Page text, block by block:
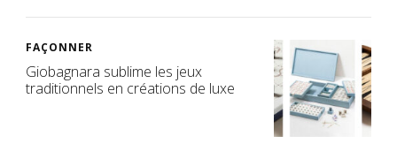
FAÇONNER
Giobagnara sublime les jeux
traditionnels en créations de luxe